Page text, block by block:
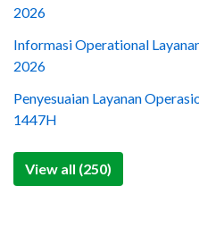
2026
Informasi Operational
2026
Penyesuaian Layanan
1447H
View all (250)